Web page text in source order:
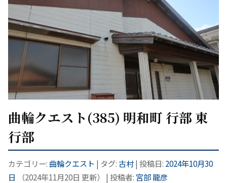
曲輪クエスト(385) 明和町 行部 東
行部
カテゴリー: 曲輪クエスト | タグ:古村| 投稿日: 2024年10月30
日
（2024年11月20日 更新） | 投稿者: 宮部 龍彦